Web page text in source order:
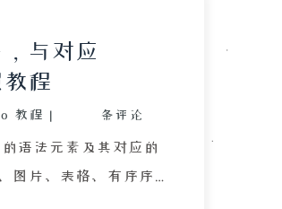
与对应
程
教程 | 条评论
语法元素及其对应的
图片、表格、有序序